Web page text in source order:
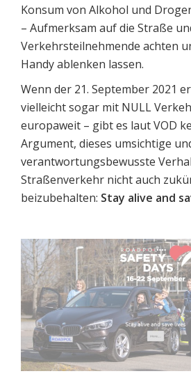
Konsum von Alkohol und
– Aufmerksam auf die Straße
Verkehrsteilnehmende achten
Handy ablenken lassen.
Wenn der 21. September 2021
vielleicht sogar mit NULL
europaweit – gibt es laut VOD
Argument, dieses umsichtige
verantwortungsbewusste
Straßenverkehr nicht auch
beizubehalten: Stay alive and